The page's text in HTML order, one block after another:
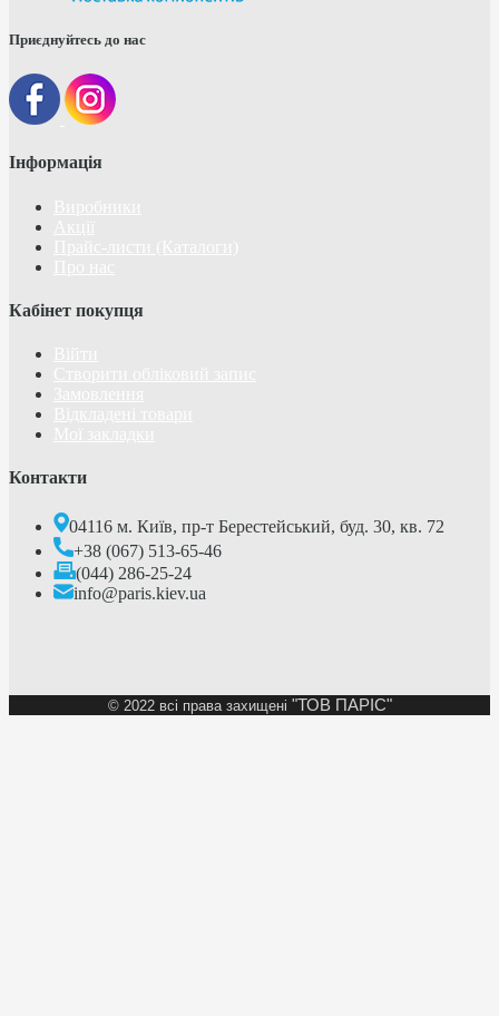
Приєднуйтесь до нас
Інформація
Кабінет покупця
Контакти
04116 м. Київ, пр-т Берестейський, буд. 30, кв. 72
+38 (067) 513-65-46
(044) 286-25-24
info@paris.kiev.ua
© 2022 всі права захищені "ТОВ ПАРІС"